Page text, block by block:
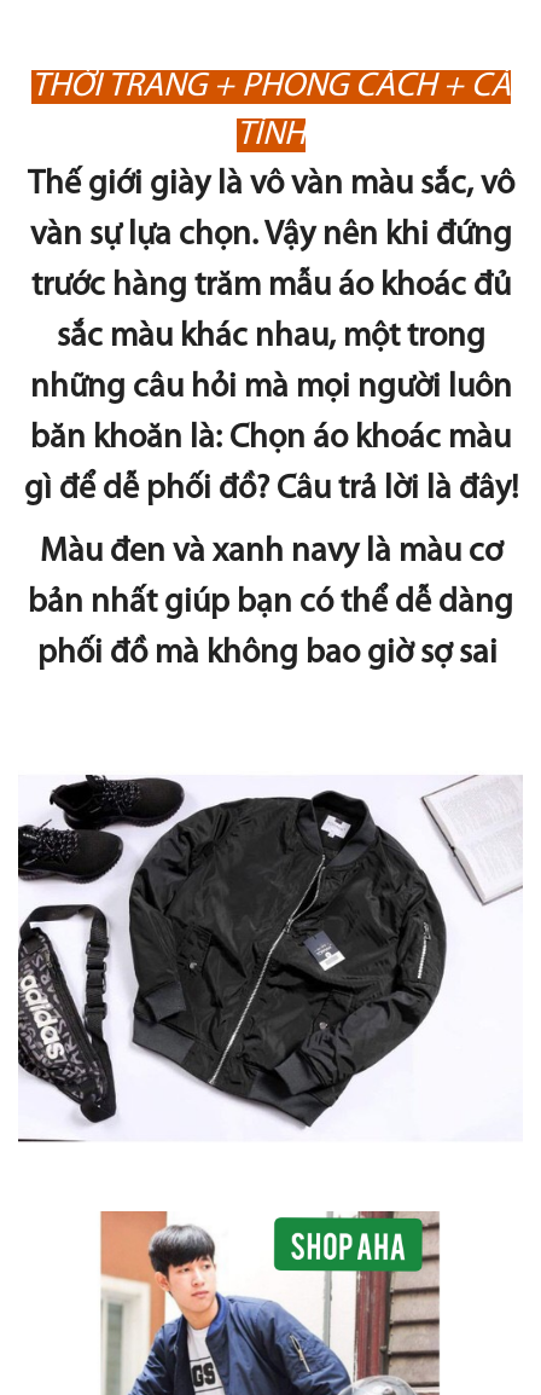
THỜI TRANG + PHONG CÁCH + CÁ
TÍNH
Thế giới giày là vô vàn màu sắc, vô
vàn sự lựa chọn. Vậy nên khi đứng
trước hàng trăm mẫu áo khoác đủ
sắc màu khác nhau, một trong
những câu hỏi mà mọi người luôn
băn khoăn là: Chọn áo khoác màu
gì để dễ phối đồ? Câu trả lời là đây!
Màu đen và xanh navy là màu cơ
bản nhất giúp bạn có thể dễ dàng
phối đồ mà không bao giờ sợ sai